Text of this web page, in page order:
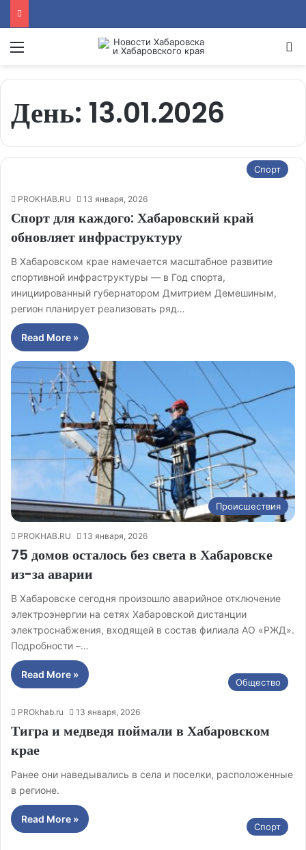
Menu
День: 13.01.2026
Спорт
PROKHAB.RU 13 января, 2026
Спорт для каждого: Хабаровский край
обновляет инфраструктуру
В Хабаровском крае намечается масштабное развитие
спортивной инфраструктуры — в Год спорта,
инициированный губернатором Дмитрием Демешиным,
регион планирует реализовать ряд…
Read More »
Происшествия
PROKHAB.RU 13 января, 2026
75 домов осталось без света в Хабаровске
из-за аварии
В Хабаровске сегодня произошло аварийное отключение
электроэнергии на сетях Хабаровской дистанции
электроснабжения, входящей в состав филиала АО «РЖД».
Подробности –…
Read More »
Общество
PROkhab.ru 13 января, 2026
Тигра и медведя поймали в Хабаровском
крае
Ранее они наведывались в села и поселки, расположенные
в регионе.
Read More »
Спорт